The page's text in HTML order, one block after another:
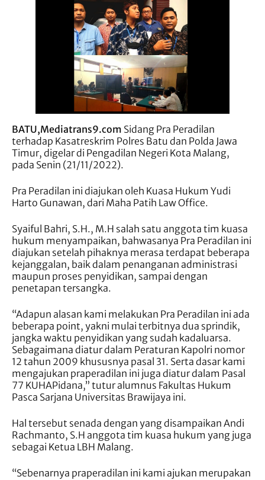
BATU,Mediatrans9.com Sidang Pra Peradilan
terhadap Kasatreskrim Polres Batu dan Polda Jawa
Timur, digelar di Pengadilan Negeri Kota Malang,
pada Senin (21/11/2022).
Pra Peradilan ini diajukan oleh Kuasa Hukum Yudi
Harto Gunawan, dari Maha Patih Law Office.
Syaiful Bahri, S.H., M.H salah satu anggota tim kuasa
hukum menyampaikan, bahwasanya Pra Peradilan ini
diajukan setelah pihaknya merasa terdapat beberapa
kejanggalan, baik dalam penanganan administrasi
maupun proses penyidikan, sampai dengan
penetapan tersangka.
“Adapun alasan kami melakukan Pra Peradilan ini ada
beberapa point, yakni mulai terbitnya dua sprindik,
jangka waktu penyidikan yang sudah kadaluarsa.
Sebagaimana diatur dalam Peraturan Kapolri nomor
12 tahun 2009 khususnya pasal 31. Serta dasar kami
mengajukan praperadilan ini juga diatur dalam Pasal
77 KUHAPidana,” tutur alumnus Fakultas Hukum
Pasca Sarjana Universitas Brawijaya ini.
Hal tersebut senada dengan yang disampaikan Andi
Rachmanto, S.H anggota tim kuasa hukum yang juga
sebagai Ketua LBH Malang.
“Sebenarnya praperadilan ini kami ajukan merupakan